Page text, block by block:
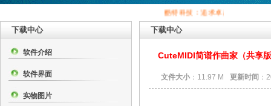
酷特科技：追求卓越品质，打造最
下载中心
软件介绍
软件界面
实物图片
下载中心
CuteMIDI简谱作曲家（共享
文件大小：11.97 M 更新时间 ：